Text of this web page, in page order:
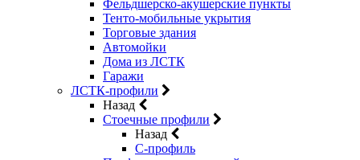
Фельдшерско-акушерские пункты
Тенто-мобильные укрытия
Торговые здания
Автомойки
Дома из ЛСТК
Гаражи
ЛСТК-профили
Назад
Стоечные профили
Назад
C-профиль